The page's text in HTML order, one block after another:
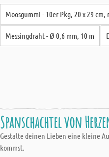
Moosgummi - 10er Pkg, 20 x 29 cm,
Messingdraht - Ø 0,6 mm, 10 m
Spanschachtel von
Gestalte deinen Lieben eine kleine
kommst.